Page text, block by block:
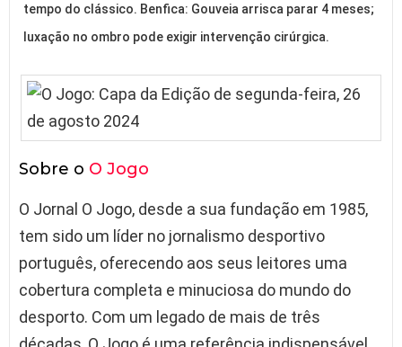
tempo do clássico. Benfica: Gouveia arrisca parar 4 meses;
luxação no ombro pode exigir intervenção cirúrgica.
Sobre o O Jogo
O Jornal O Jogo, desde a sua fundação em 1985,
tem sido um líder no jornalismo desportivo
português, oferecendo aos seus leitores uma
cobertura completa e minuciosa do mundo do
desporto. Com um legado de mais de três